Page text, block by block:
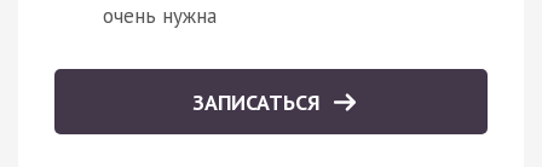
очень нужна
ЗАПИСАТЬСЯ